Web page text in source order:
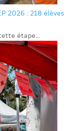
2026 : 218 élèves
étape...